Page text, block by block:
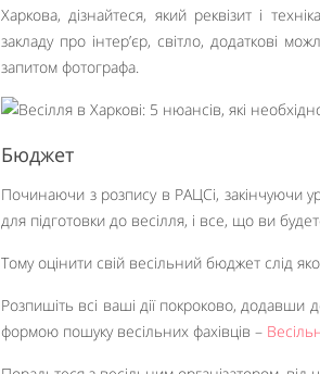
Харкова, дізнайтеся, який реквізит і
закладу про інтер’єр, світло, додаткові
запитом фотографа.
Бюджет
Починаючи з розпису в РАЦСі, закінчуючи
для підготовки до весілля, і все, що ви
Тому оцінити свій весільний бюджет слід
Розпишіть всі ваші дії покроково, додавши
формою пошуку весільних фахівців –